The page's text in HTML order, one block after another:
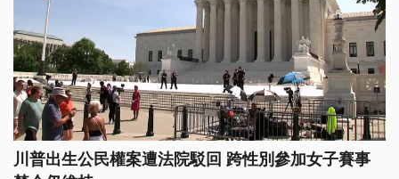
川普出生公民權案遭法院駁回 跨性別參加女子賽事